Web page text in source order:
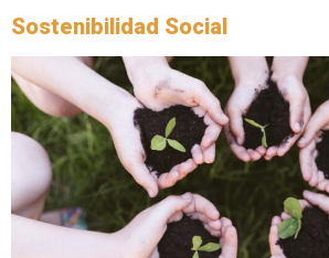
Sostenibilidad Social